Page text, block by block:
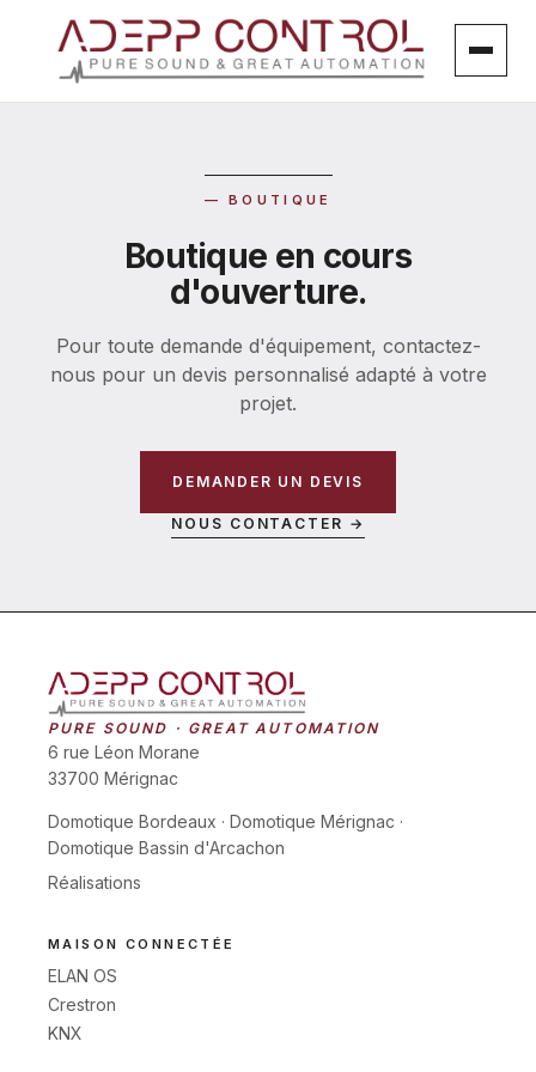
contenu
— BOUTIQUE
Boutique en cours
d'ouverture.
Pour toute demande d'équipement, contactez-
nous pour un devis personnalisé adapté à votre
projet.
DEMANDER UN DEVIS
NOUS CONTACTER →
PURE SOUND · GREAT AUTOMATION
6 rue Léon Morane
33700 Mérignac
Domotique Bordeaux · Domotique Mérignac ·
Domotique Bassin d'Arcachon
Réalisations
MAISON CONNECTÉE
ELAN OS
Crestron
KNX